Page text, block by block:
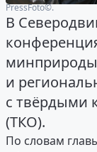
PressFoto©.
В
и
с твёрдыми
(ТКО).
По словам